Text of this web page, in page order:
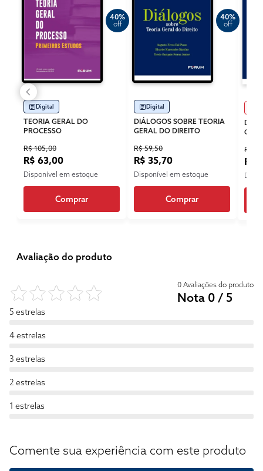
40%
off
Digital
TEORIA GERAL DO
PROCESSO
R$ 105,00
R$ 63,00
Disponível em estoque
Comprar
40%
off
Digital
DIÁLOGOS SOBRE TEORIA
GERAL DO DIREITO
R$ 59,50
R$ 35,70
Disponível em estoque
Comprar
R$
R$
Avaliação do produto
0 Avaliações do produto
Nota 0 / 5
5 estrelas
4 estrelas
3 estrelas
2 estrelas
1 estrelas
Comente sua experiência com este produto